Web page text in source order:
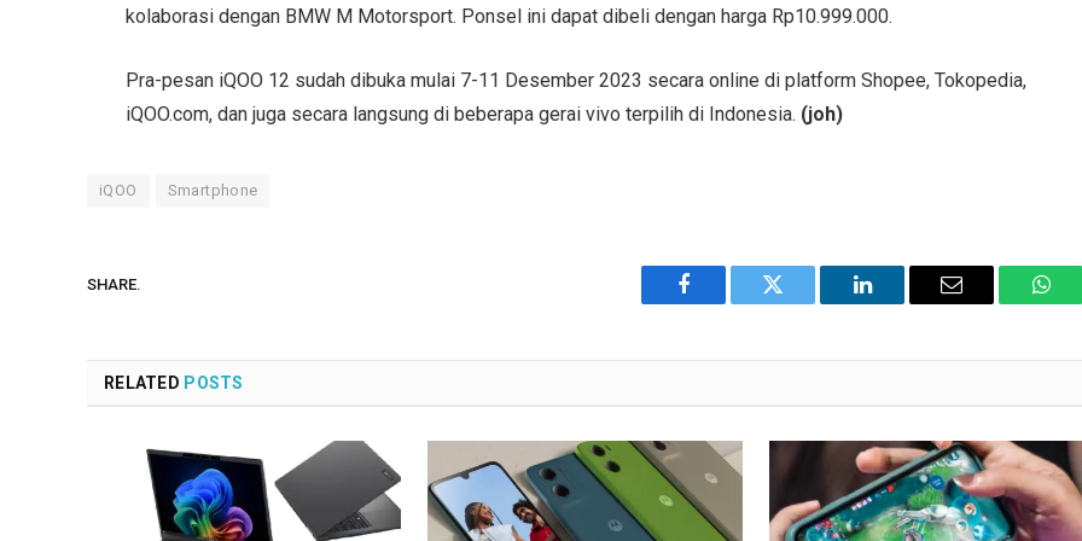
kolaborasi dengan BMW M Motorsport. Ponsel ini dapat dibeli dengan harga Rp10.999.000.
Pra-pesan iQOO 12 sudah dibuka mulai 7-11 Desember 2023 secara online di platform Shopee, Tokopedia,
iQOO.com, dan juga secara langsung di beberapa gerai vivo terpilih di Indonesia. (joh)
iQOO Smartphone
SHARE.
Facebook Twitter LinkedIn Email
RELATED POSTS